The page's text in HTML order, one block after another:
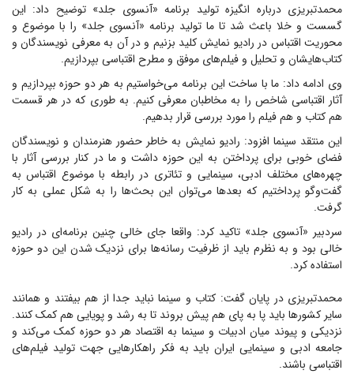
محمدتبریزی درباره انگیزه تولید برنامه «آنسوی جلد» توضیح داد: این
گسست و خلا باعث شد تا ما تولید برنامه «آنسوی جلد» را با موضوع و
محوریت اقتباس در رادیو نمایش کلید بزنیم و در آن به معرفی نویسندگان و
کتاب‌هایشان و تحلیل و فیلم‌های موفق و مطرح اقتباسی بپردازیم.
وی ادامه داد: ما با ساخت این برنامه می‌خواستیم به هر دو حوزه بپردازیم و
آثار اقتباسی شاخص را به مخاطبان معرفی کنیم. به طوری که در هر قسمت
هم کتاب و هم فیلم را مورد بررسی قرار بدهیم.
این منتقد سینما افزود: رادیو نمایش به خاطر حضور هنرمندان و نویسندگان
فضای خوبی برای پرداختن به این حوزه داشت و ما در کنار بررسی آثار با
چهره‌های مختلف ادبی، سینمایی و تئاتری در رابطه با موضوع اقتباس به
گفت‌و‌گو پرداختیم که بعد‌ها می‌توان این بحث‌ها را به شکل عملی به کار
گرفت.
سردبیر «آنسوی جلد» تاکید کرد: واقعا جای خالی چنین برنامه‌ای در رادیو
خالی بود و به نظرم باید از ظرفیت رسانه‌ها برای نزدیک شدن این دو حوزه
استفاده کرد.
محمدتبریزی در پایان گفت: کتاب و سینما نباید جدا از هم بیفتند و همانند
سایر کشور‌ها باید پا به پای هم پیش بروند تا به رشد و پویایی هم کمک کنند.
نزدیکی و پیوند میان ادبیات و سینما به اقتصاد هر دو حوزه کمک می‌کند و
جامعه ادبی و سینمایی ایران باید به فکر راهکار‌هایی جهت تولید فیلم‌های
اقتباسی باشند.